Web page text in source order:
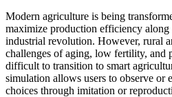
Modern agriculture is being
maximize production efficiency along
industrial revolution. However, rural
challenges of aging, low fertility, and
difficult to transition to smart
simulation allows users to observe or
choices through imitation or